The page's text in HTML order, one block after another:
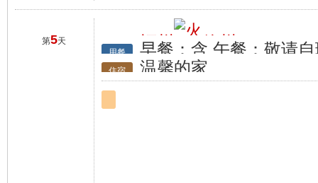
第5天 行程 福州 徐州
用餐 早餐：含 午餐：敬请
住宿 温馨的家